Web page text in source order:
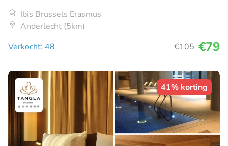
Ibis Brussels Erasmus
Anderlecht (5km)
Verkocht: 48
€105 €79
41% korting